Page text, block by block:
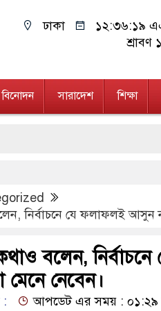
ঢাকা ১২:৩৬:১৯
শ্রাবণ
বিনোদন সারাদেশ শিক্ষা
নির্বাচনে যে ফলাফলই
কথাও বলেন,
নেবেন।
:
আপডেট এর সময় : ০১:২৯